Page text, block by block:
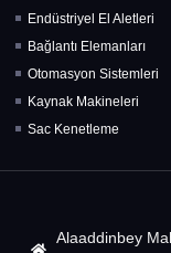
Endüstriyel El Aletleri
Bağlantı Elemanları
Otomasyon Sistemleri
Kaynak Makineleri
Sac Kenetleme
Alaaddinbey